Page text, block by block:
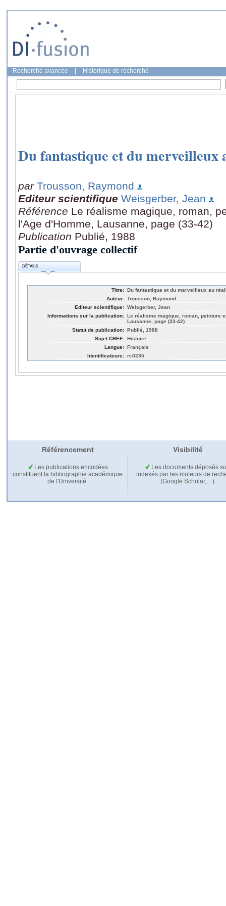
Recherche avancée Historique de recherche
Du fantastique et du merveilleux
par Trousson, Raymond
Editeur scientifique Weisgerber, Jean
Référence Le réalisme magique, roman,
l'Age d'Homme, Lausanne, page (33-42)
Publication Publié, 1988
Partie d'ouvrage collectif
DÉTAILS
Titre: Du fantastique et du merveilleux au
Auteur: Trousson, Raymond
Editeur scientifique: Weisgerber, Jean
Informations sur la publication: Le réalisme magique, roman, peinture
Lausanne, page (33-42)
Statut de publication: Publié, 1988
Sujet CREF: Histoire
Langue: Français
Identificateurs: rt-0235
Référencement Visibilité
Les publications encodées
constituent la bibliographie académique
de l'Université.
Les documents déposés
indexés par les moteurs de
(Google Scholar,…).